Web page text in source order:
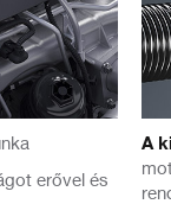
erővel és
A